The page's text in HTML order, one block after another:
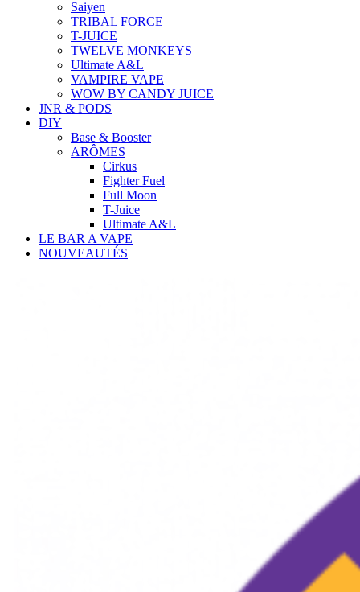
Saiyen
TRIBAL FORCE
T-JUICE
TWELVE MONKEYS
Ultimate A&L
VAMPIRE VAPE
WOW BY CANDY JUICE
JNR & PODS
DIY
Base & Booster
ARÔMES
Cirkus
Fighter Fuel
Full Moon
T-Juice
Ultimate A&L
LE BAR A VAPE
NOUVEAUTÉS